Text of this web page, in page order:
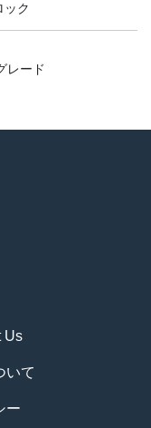
ック
レード
Us
いて
ー